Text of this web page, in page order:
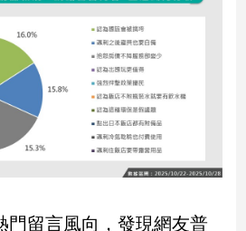
門留言風向，發現網友普